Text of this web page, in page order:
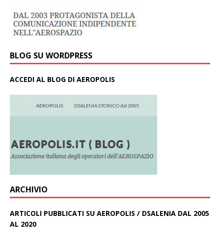
BLOG SU WORDPRESS
ACCEDI AL BLOG DI AEROPOLIS
ARCHIVIO
ARTICOLI PUBBLICATI SU AEROPOLIS / DSALENIA DAL 2005
AL 2020